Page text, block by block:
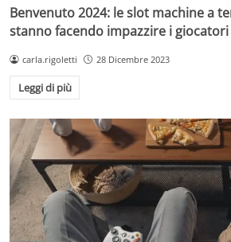
Benvenuto 2024: le slot machine a
stanno facendo impazzire i giocatori
carla.rigoletti 28 Dicembre 2023
Leggi di più